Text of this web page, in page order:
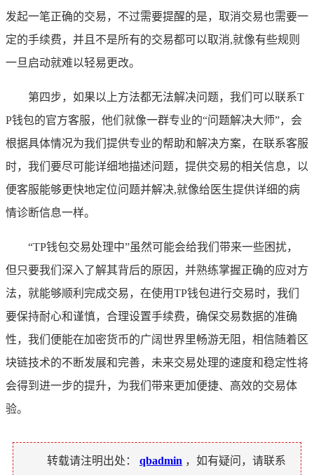
发起一笔正确的交易，不过需要提醒的是，取消交易也需要一
定的手续费，并且不是所有的交易都可以取消,就像有些规则
一旦启动就难以轻易更改。
第四步，如果以上方法都无法解决问题，我们可以联系T
P钱包的官方客服，他们就像一群专业的“问题解决大师”，会
根据具体情况为我们提供专业的帮助和解决方案，在联系客服
时，我们要尽可能详细地描述问题，提供交易的相关信息，以
便客服能够更快地定位问题并解决,就像给医生提供详细的病
情诊断信息一样。
“TP钱包交易处理中”虽然可能会给我们带来一些困扰，
但只要我们深入了解其背后的原因，并熟练掌握正确的应对方
法，就能够顺利完成交易，在使用TP钱包进行交易时，我们
要保持耐心和谨慎，合理设置手续费，确保交易数据的准确
性，我们便能在加密货币的广阔世界里畅游无阻，相信随着区
块链技术的不断发展和完善，未来交易处理的速度和稳定性将
会得到进一步的提升，为我们带来更加便捷、高效的交易体
验。
转载请注明出处： qbadmin ，如有疑问，请联系